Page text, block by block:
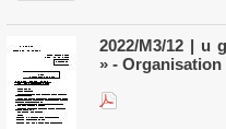
2022/M3/12 | u
» -